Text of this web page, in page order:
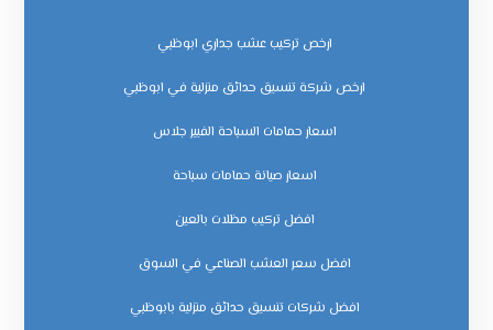
ارخص تركيب عشب جداري ابوظبي
ارخص شركة تنسيق حدائق منزلية في ابوظبي
اسعار حمامات السباحة الفيبر جلاس
اسعار صيانة حمامات سباحة
افضل تركيب مظلات بالعين
افضل سعر العشب الصناعي في السوق
افضل شركات تنسيق حدائق منزلية بابوظبي